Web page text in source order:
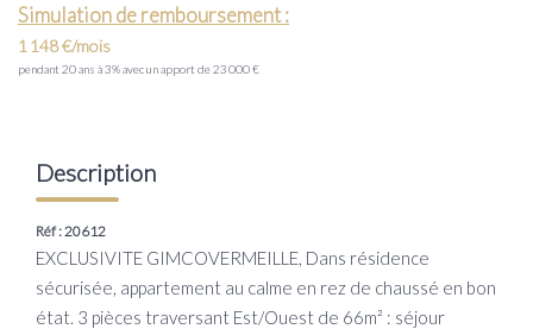
Nos Agences
Nous Rejoindre
PARRAINAGE
Simulation de remboursement :
1 148 €/mois
pendant 20 ans à 3% avec un apport de 23 000 €
Description
Réf : 20612
EXCLUSIVITE GIMCOVERMEILLE, Dans résidence
sécurisée, appartement au calme en rez de chaussé en bon
état. 3 pièces traversant Est/Ouest de 66m² : séjour